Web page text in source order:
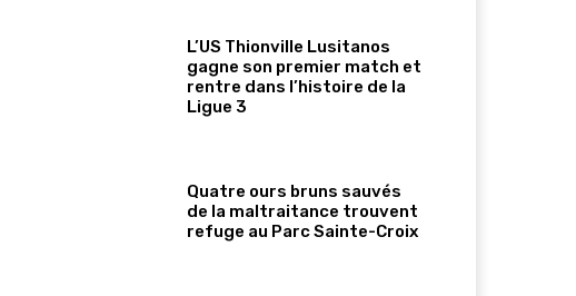
L’US Thionville Lusitanos
gagne son premier match et
rentre dans l’histoire de la
Ligue 3
Quatre ours bruns sauvés
de la maltraitance trouvent
refuge au Parc Sainte-Croix